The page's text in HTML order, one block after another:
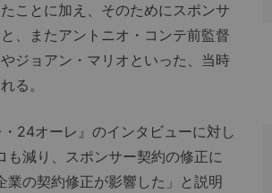
ことに加え、そのためにスポンサ
、またアントニオ・コンテ前監督
ジョアン・マリオといった、当時
る。
24オーレ』のインタビューに対し
も減り、スポンサー契約の修正に
の契約修正が影響した」と説明